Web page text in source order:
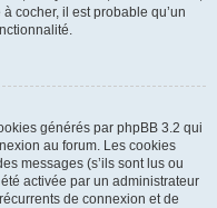
cocher, il est probable qu’un
générés par phpBB 3.2 qui
au forum. Les cookies
messages (s’ils sont lus ou
activée par un administrateur
de connexion et de